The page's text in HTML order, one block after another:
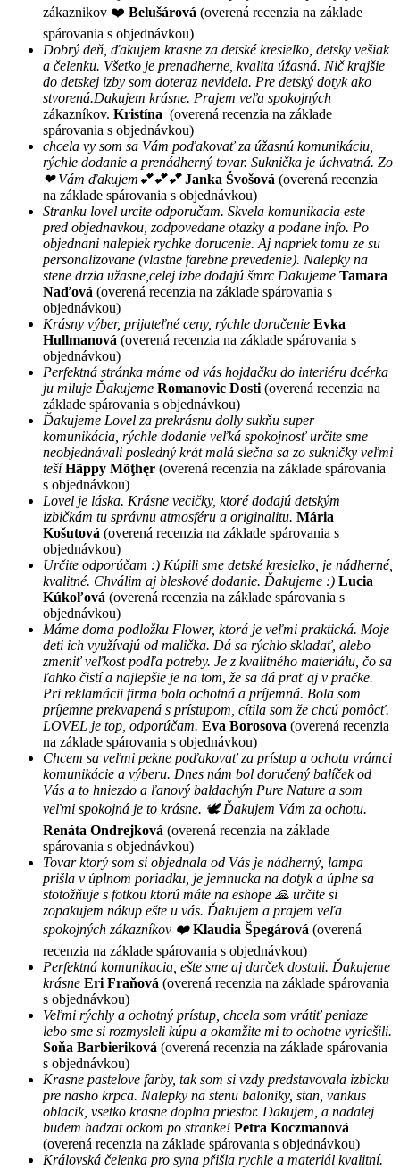
zákaznikov ❤️ Belušárová (overená recenzia na základe
spárovania s objednávkou)
Dobrý deň, ďakujem krasne za detské kresielko, detsky vešiak
a čelenku. Všetko je prenadherne, kvalita úžasná. Nič krajšie
do detskej izby som doteraz nevidela. Pre detský dotyk ako
stvorená.Dakujem krásne. Prajem veľa spokojných
zákazníkov. Kristína (overená recenzia na základe
spárovania s objednávkou)
chcela vy som sa Vám poďakovať za úžasnú komunikáciu,
rýchle dodanie a prenádherný tovar. Suknička je úchvatná. Zo
❤ Vám ďakujem💕💕💕 Janka Švošová (overená recenzia
na základe spárovania s objednávkou)
Stranku lovel urcite odporučam. Skvela komunikacia este
pred objednavkou, zodpovedane otazky a podane info. Po
objednani nalepiek rychke dorucenie. Aj napriek tomu ze su
personalizovane (vlastne farebne prevedenie). Nalepky na
stene drzia užasne,celej izbe dodajú šmrc Dakujeme Tamara
Naďová (overená recenzia na základe spárovania s
objednávkou)
Krásny výber, prijateľné ceny, rýchle doručenie Evka
Hullmanová (overená recenzia na základe spárovania s
objednávkou)
Perfektná stránka máme od vás hojdačku do interiéru dcérka
ju miluje Ďakujeme Romanovic Dosti (overená recenzia na
základe spárovania s objednávkou)
Ďakujeme Lovel za prekrásnu dolly sukňu super
komunikácia, rýchle dodanie veľká spokojnosť určite sme
neobjednávali posledný krát malá slečna sa zo sukničky veľmi
tešíHãppy Mõţhęr (overená recenzia na základe spárovania
s objednávkou)
Lovel je láska. Krásne vecičky, ktoré dodajú detským
izbičkám tu správnu atmosféru a originalitu. Mária
Košutová (overená recenzia na základe spárovania s
objednávkou)
Určite odporúčam :) Kúpili sme detské kresielko, je nádherné,
kvalitné. Chválim aj bleskové dodanie. Ďakujeme :) Lucia
Kúkoľová (overená recenzia na základe spárovania s
objednávkou)
Máme doma podložku Flower, ktorá je veľmi praktická. Moje
deti ich využívajú od malička. Dá sa rýchlo skladať, alebo
zmeniť veľkost podľa potreby. Je z kvalitného materiálu, čo sa
ľahko čistí a najlepšie je na tom, že sa dá prať aj v pračke.
Pri reklamácii firma bola ochotná a príjemná. Bola som
príjemne prekvapená s prístupom, cítila som že chcú pomôcť.
LOVEL je top, odporúčam. Eva Borosova (overená recenzia
na základe spárovania s objednávkou)
Chcem sa veľmi pekne poďakovať za prístup a ochotu vrámci
komunikácie a výberu. Dnes nám bol doručený balíček od
Vás a to hniezdo a ľanový baldachýn Pure Nature a som
veľmi spokojná je to krásne. 🕊 Ďakujem Vám za ochotu.
Renáta Ondrejková (overená recenzia na základe
spárovania s objednávkou)
Tovar ktorý som si objednala od Vás je nádherný, lampa
prišla v úplnom poriadku, je jemnucka na dotyk a úplne sa
stotožňuje s fotkou ktorú máte na eshope 🙏 určite si
zopakujem nákup ešte u vás. Ďakujem a prajem veľa
spokojných zákazníkov ❤️ Klaudia Špegárová (overená
recenzia na základe spárovania s objednávkou)
Perfektná komunikacia, ešte sme aj darček dostali. Ďakujeme
krásne Eri Fraňová (overená recenzia na základe spárovania
s objednávkou)
Veľmi rýchly a ochotný prístup, chcela som vrátiť peniaze
lebo sme si rozmysleli kúpu a okamžite mi to ochotne vyriešili.
Soňa Barbieriková (overená recenzia na základe spárovania
s objednávkou)
Krasne pastelove farby, tak som si vzdy predstavovala izbicku
pre nasho krpca. Nalepky na stenu baloniky, stan, vankus
oblacik, vsetko krasne doplna priestor. Dakujem, a nadalej
budem hadzat ockom po stranke! Petra Koczmanová
(overená recenzia na základe spárovania s objednávkou)
Královská čelenka pro syna přišla rychle a materiál kvalitní.